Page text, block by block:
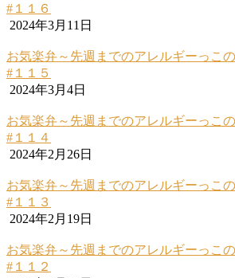
#１１６
2024年3月11日
お気楽弁～先週までのアレルギーっこ
#１１５
2024年3月4日
お気楽弁～先週までのアレルギーっこ
#１１４
2024年2月26日
お気楽弁～先週までのアレルギーっこ
#１１３
2024年2月19日
お気楽弁～先週までのアレルギーっこ
#１１２